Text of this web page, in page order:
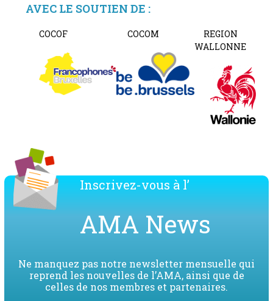
AVEC LE SOUTIEN DE :
COCOF COCOM
REGION
WALLONNE
Inscrivez-vous à l’
AMA News
Ne manquez pas notre newsletter mensuelle qui
reprend les nouvelles de l’AMA, ainsi que de
celles de nos membres et partenaires.